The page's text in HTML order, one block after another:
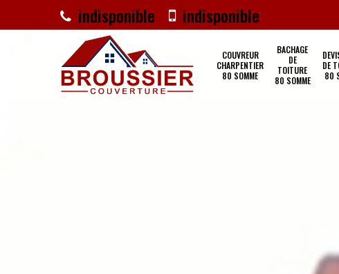
indisponible indisponible
COUVREUR
CHARPENTIER
80 SOMME
BACHAGE
DE
TOITURE
80 SOMME
DE
80